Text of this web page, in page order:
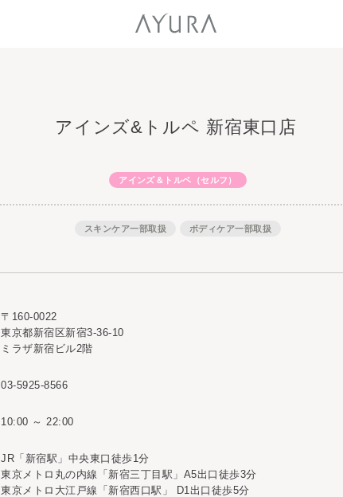
アインズ&トルペ 新宿東口店
アインズ＆トルペ（セルフ）
スキンケア一部取扱 ボディケア一部取扱
〒160-0022
東京都新宿区新宿3-36-10
ミラザ新宿ビル2階
03-5925-8566
10:00 ～ 22:00
JR「新宿駅」中央東口徒歩1分
東京メトロ丸の内線「新宿三丁目駅」A5出口徒歩3分
東京メトロ大江戸線「新宿西口駅」 D1出口徒歩5分